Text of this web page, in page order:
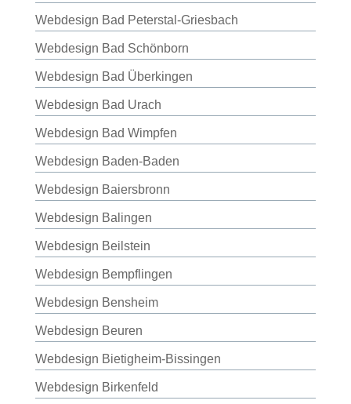
Webdesign Bad Peterstal-Griesbach
Webdesign Bad Schönborn
Webdesign Bad Überkingen
Webdesign Bad Urach
Webdesign Bad Wimpfen
Webdesign Baden-Baden
Webdesign Baiersbronn
Webdesign Balingen
Webdesign Beilstein
Webdesign Bempflingen
Webdesign Bensheim
Webdesign Beuren
Webdesign Bietigheim-Bissingen
Webdesign Birkenfeld